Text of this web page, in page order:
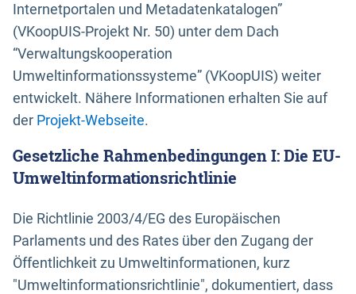
Internetportalen und Metadatenkatalogen”
(VKoopUIS-Projekt Nr. 50) unter dem Dach
“Verwaltungskooperation
Umweltinformationssysteme” (VKoopUIS) weiter
entwickelt. Nähere Informationen erhalten Sie auf
der Projekt-Webseite.
Gesetzliche Rahmenbedingungen I: Die EU-
Umweltinformationsrichtlinie
Die Richtlinie 2003/4/EG des Europäischen
Parlaments und des Rates über den Zugang der
Öffentlichkeit zu Umweltinformationen, kurz
"Umweltinformationsrichtlinie", dokumentiert, dass